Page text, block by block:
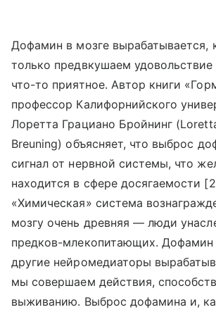
Дофамин в мозге вырабатывается,
только предвкушаем
что-то приятное. Автор книги
профессор Калифорнийского
Лоретта Грациано Бройнинг
Breuning) объясняет, что выброс
сигнал от нервной системы, что
находится в сфере досягаемости
«Химическая» система
мозгу очень древняя — люди
предков-млекопитающих. Дофамин
другие нейромедиаторы
мы совершаем действия,
выживанию. Выброс дофамина и,